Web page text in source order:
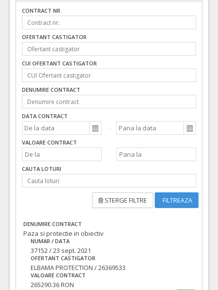
CONTRACT NR.
OFERTANT CASTIGATOR
CUI OFERTANT CASTIGATOR
DENUMIRE CONTRACT
DATA CONTRACT
VALOARE CONTRACT
CAUTA LOTURI
STERGE FILTRE FILTREAZA
DENUMIRE CONTRACT
Paza si protectie in obiectiv
NUMAR / DATA
37152 / 23 sept. 2021
OFERTANT CASTIGATOR
ELBAMA PROTECTION / 26369533
VALOARE CONTRACT
265290.36 RON